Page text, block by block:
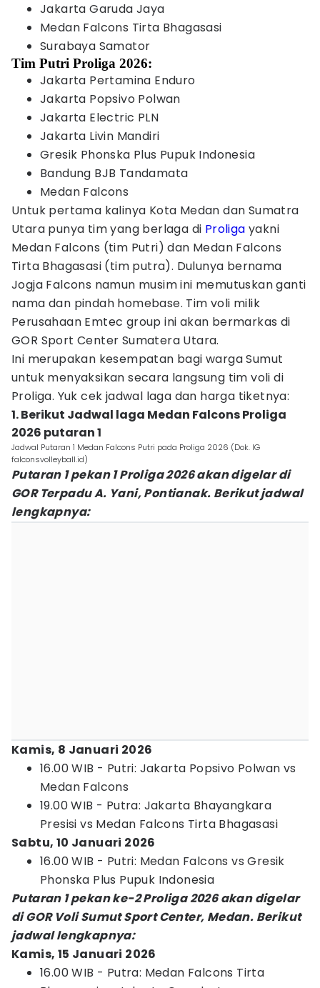
Jakarta Garuda Jaya
Medan Falcons Tirta Bhagasasi
Surabaya Samator
Tim Putri Proliga 2026:
Jakarta Pertamina Enduro
Jakarta Popsivo Polwan
Jakarta Electric PLN
Jakarta Livin Mandiri
Gresik Phonska Plus Pupuk Indonesia
Bandung BJB Tandamata
Medan Falcons
Untuk pertama kalinya Kota Medan dan Sumatra
Utara punya tim yang berlaga di Proliga yakni
Medan Falcons (tim Putri) dan Medan Falcons
Tirta Bhagasasi (tim putra). Dulunya bernama
Jogja Falcons namun musim ini memutuskan ganti
nama dan pindah homebase. Tim voli milik
Perusahaan Emtec group ini akan bermarkas di
GOR Sport Center Sumatera Utara.
Ini merupakan kesempatan bagi warga Sumut
untuk menyaksikan secara langsung tim voli di
Proliga. Yuk cek jadwal laga dan harga tiketnya:
1. Berikut Jadwal laga Medan Falcons Proliga
2026 putaran 1
Jadwal Putaran 1 Medan Falcons Putri pada Proliga 2026 (Dok. IG
falconsvolleyball.id)
Putaran 1 pekan 1 Proliga 2026 akan digelar di
GOR Terpadu A. Yani, Pontianak. Berikut jadwal
lengkapnya:
Kamis, 8 Januari 2026
16.00 WIB - Putri: Jakarta Popsivo Polwan vs
Medan Falcons
19.00 WIB - Putra: Jakarta Bhayangkara
Presisi vs Medan Falcons Tirta Bhagasasi
Sabtu, 10 Januari 2026
16.00 WIB - Putri: Medan Falcons vs Gresik
Phonska Plus Pupuk Indonesia
Putaran 1 pekan ke-2 Proliga 2026 akan digelar
di GOR Voli Sumut Sport Center, Medan. Berikut
jadwal lengkapnya:
Kamis, 15 Januari 2026
16.00 WIB - Putra: Medan Falcons Tirta